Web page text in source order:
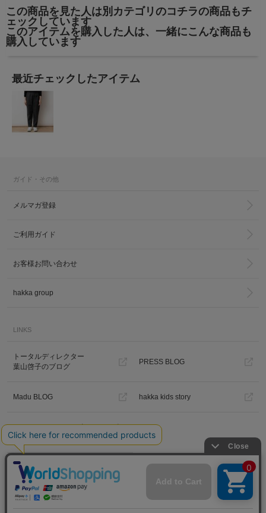
この商品を見た人は別カテゴリのコチラの商品もチ
ェックしています
このアイテムを購入した人は、一緒にこんな商品も
購入しています
最近チェックしたアイテム
ガイド・その他
メルマガ登録
ご利用ガイド
お客様お問い合わせ
hakka group
LINKS
トータルディレクター
葉山啓子のブログ
PRESS BLOG
Madu BLOG hakka kids story
Hakka Online Shopギフトラッピ
ング
プライバシーポリシー